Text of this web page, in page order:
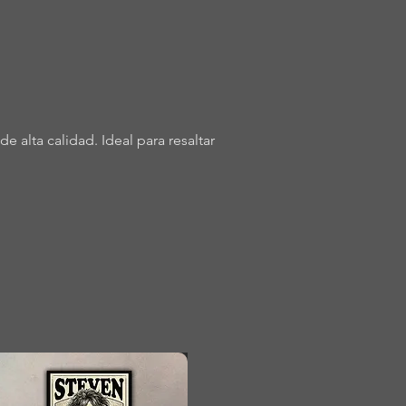
alta calidad. Ideal para resaltar